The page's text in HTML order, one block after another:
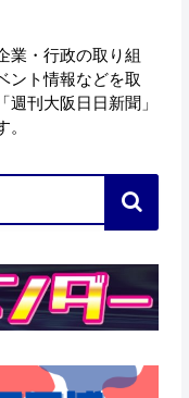
業・行政の取り組
ント情報などを取
刊大阪日日新聞」